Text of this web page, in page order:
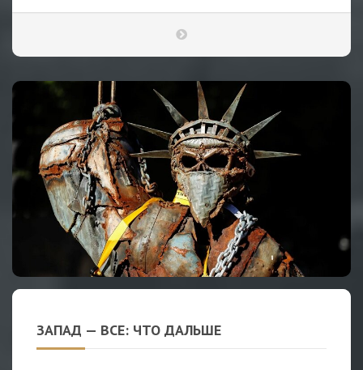
ЗАПАД — ВСЕ: ЧТО ДАЛЬШЕ